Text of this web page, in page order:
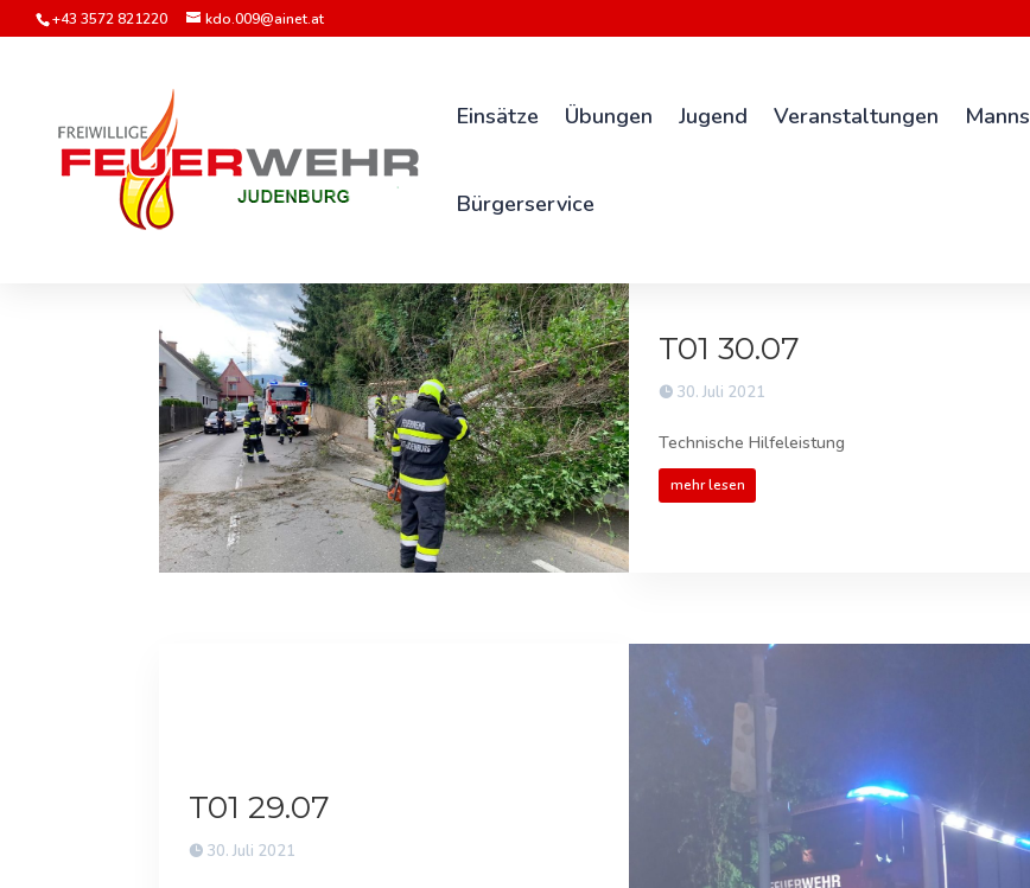
+43 3572 821220 kdo.009@ainet.at
Einsätze Übungen Jugend Veranstaltungen
Bürgerservice
T01 30.07
30. Juli 2021
Technische Hilfeleistung
mehr lesen
T01 29.07
30. Juli 2021